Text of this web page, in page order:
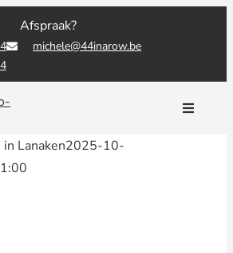
Afspraak?
michele@44inarow.be
Toggle
Lanaken2025-10-